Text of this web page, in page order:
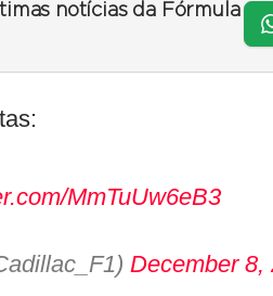
notícias da Fórmula
MmTuUw6eB3
December 8,